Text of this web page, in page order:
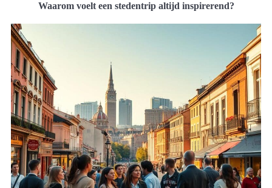
Waarom voelt een stedentrip altijd inspirerend?